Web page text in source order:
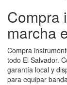
Compra
marcha
Compra
todo El Salvador.
garantía local y
para equipar